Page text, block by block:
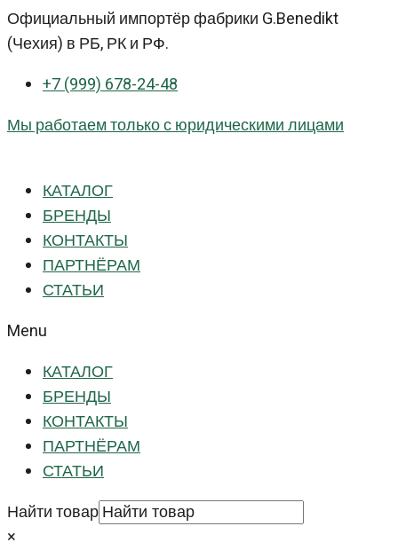
Перейти
к
Официальный импортёр фабрики G.Benedikt
(Чехия) в РБ, РК и РФ.
+7 (999) 678-24-48
Мы работаем только с юридическими лицами
КАТАЛОГ
БРЕНДЫ
КОНТАКТЫ
ПАРТНЁРАМ
СТАТЬИ
Menu
КАТАЛОГ
БРЕНДЫ
КОНТАКТЫ
ПАРТНЁРАМ
СТАТЬИ
Найти товар
×